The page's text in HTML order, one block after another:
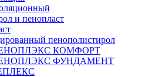
и пенопласт
пенополистирол
КОМФОРТ
ФУНДАМЕНТ